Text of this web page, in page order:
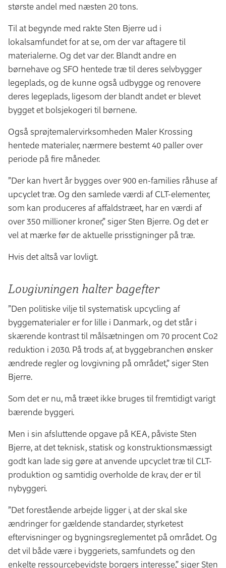
største andel med næsten 20 tons.
Til at begynde med rakte Sten Bjerre ud i
lokalsamfundet for at se, om der var aftagere til
materialerne. Og det var der. Blandt andre en
børnehave og SFO hentede træ til deres selvbygger
legeplads, og de kunne også udbygge og renovere
deres legeplads, ligesom der blandt andet er blevet
bygget et bolsjekogeri til børnene.
Også sprøjtemalervirksomheden Maler Krossing
hentede materialer, nærmere bestemt 40 paller over
periode på fire måneder.
”Der kan hvert år bygges over 900 en-families råhuse af
upcyclet træ. Og den samlede værdi af CLT-elementer,
som kan produceres af affaldstræet, har en værdi af
over 350 millioner kroner,” siger Sten Bjerre. Og det er
vel at mærke før de aktuelle prisstigninger på træ.
Hvis det altså var lovligt.
Lovgivningen halter bagefter
”Den politiske vilje til systematisk upcycling af
byggematerialer er for lille i Danmark, og det står i
skærende kontrast til målsætningen om 70 procent Co2
reduktion i 2030. På trods af, at byggebranchen ønsker
ændrede regler og lovgivning på området,” siger Sten
Bjerre.
Som det er nu, må træet ikke bruges til fremtidigt varigt
bærende byggeri.
Men i sin afsluttende opgave på KEA, påviste Sten
Bjerre, at det teknisk, statisk og konstruktionsmæssigt
godt kan lade sig gøre at anvende upcyclet træ til CLT-
produktion og samtidig overholde de krav, der er til
nybyggeri.
”Det forestående arbejde ligger i, at der skal ske
ændringer for gældende standarder, styrketest
eftervisninger og bygningsreglementet på området. Og
det vil både være i byggeriets, samfundets og den
enkelte ressourcebevidste borgers interesse,” siger Sten